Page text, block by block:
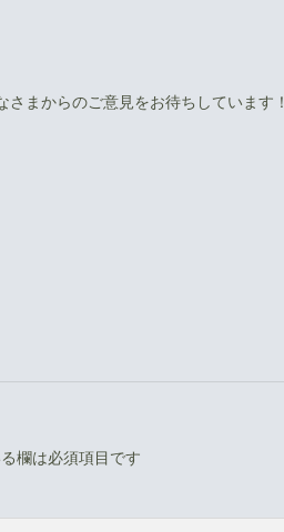
まからのご意見をお待ちしています！
欄は必須項目です